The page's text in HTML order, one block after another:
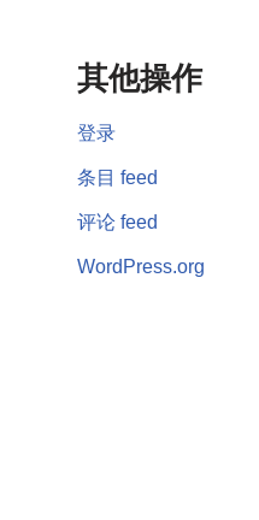
其他操作
登录
条目 feed
评论 feed
WordPress.org